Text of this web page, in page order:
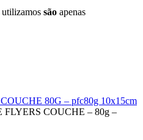
utilizamos são apenas
COUCHE 80G – pfc80g 10x15cm
FLYERS COUCHE – 80g –